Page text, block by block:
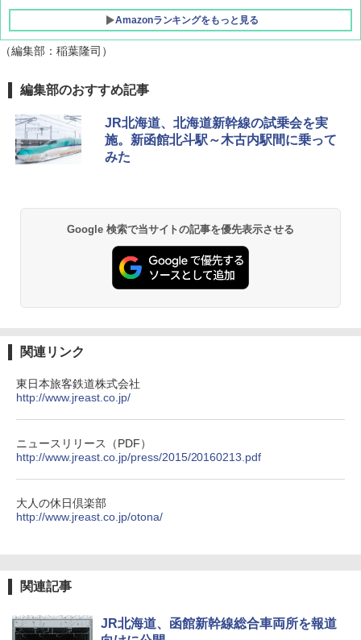
Amazonランキングをもっと見る
[キャンパーズコレクション 山善] ポップアッ
プテント 傘みたいに広げて畳める パッとサ
ッとサンシェード キューブ フルクローズ メ
ッシュ 簡単設置 ワンタッチテント キャンプ
&ハイキング カーキ PATC-150(KH)
ト プライバシー テント 【中が透けない】 1
人用 折りたたみ 防災グッズ 災害用トイレ ビ
ーチ ピクニック ポップアップテント 携帯 簡
易 トイレテント (グレー)
500002(88859)
￥5,999
[キャンパーズコレクション 山善] 傘みたいに
広げるだけ パッとサッとテント ブラックコ
ーティング フルクローズ メッシュ 3-4人用
ッシュ 4人用 簡単設置 ポップアップテント P
ATCW-150B エクルベージュ
DEWEL パラソル 大型 ビーチ アウトドアパ
ラソル ガーデン サイトシート付 折りたたみ
防水 UVカット 4段階高さ調整 軽量 収納袋付
き
￥6,459
コンパクト 保冷力長持ち
￥2,980
熊撃退スプレー 熊よけスプレー 熊スプレー
関の購入実績 登山・キャンプ・アウトドア・
防災用品 長期保存可能 緊急時用 日本国内発
送
BUNDOK(バンドック)ソロ ドーム 1 EX BDK
（編集部：稲葉隆司）
編集部のおすすめ記事
JR北海道、北海道新幹線の試乗会を実
施。新函館北斗駅～木古内駅間に乗って
みた
Google 検索で当サイトの記事を優先表示させる
関連リンク
東日本旅客鉄道株式会社
http://www.jreast.co.jp/
ニュースリリース（PDF）
http://www.jreast.co.jp/press/2015/20160213.pdf
大人の休日倶楽部
http://www.jreast.co.jp/otona/
関連記事
JR北海道、函館新幹線総合車両所を報道